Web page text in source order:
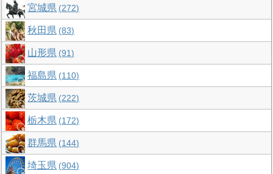
宮城県 272
秋田県 83
山形県 91
福島県 110
茨城県 222
栃木県 172
群馬県 144
埼玉県 904